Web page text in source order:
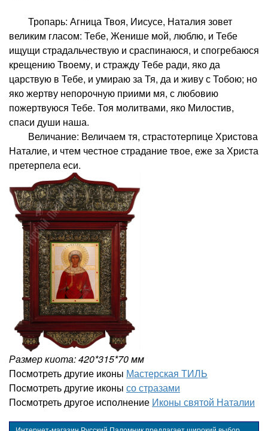
Тропарь: Агница Твоя, Иисусе, Наталия зовет
великим гласом: Тебе, Женише мой, люблю, и Тебе
ищущи страдальчествую и сраспинаюся, и спогребаюся
крещению Твоему, и стражду Тебе ради, яко да
царствую в Тебе, и умираю за Тя, да и живу с Тобою; но
яко жертву непорочную приими мя, с любовию
пожертвуюся Тебе. Тоя молитвами, яко Милостив,
спаси души наша.
Величание: Величаем тя, страстотерпице Христова
Наталие, и чтем честное страдание твое, еже за Христа
претерпела еси.
Размер киота: 420*315*70 мм
Посмотреть другие иконы Мастерская ТИЛЬ
Посмотреть другие иконы со стразами
Посмотреть другое исполнение Иконы святой Наталии